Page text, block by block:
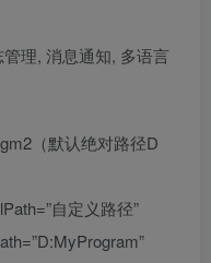
理, 消息通知, 多语言
（默认绝对路径D
自定义路径”